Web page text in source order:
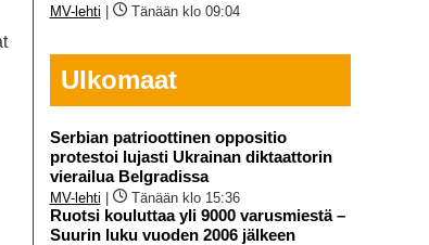
MV-lehti Tänään klo 09:04
Ulkomaat
Serbian patrioottinen oppositio
protestoi lujasti Ukrainan diktaattorin
vierailua Belgradissa
MV-lehti Tänään klo 15:36
Ruotsi kouluttaa yli 9000 varusmiestä –
Suurin luku vuoden 2006 jälkeen